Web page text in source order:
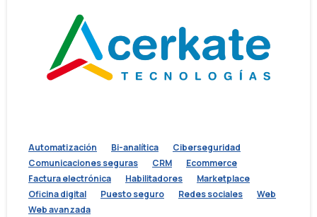
Automatización Bi-analítica
Ciberseguridad
Comunicaciones seguras
CRM
Ecommerce
Factura electrónica
Habilitadores
Marketplace
Oficina digital
Puesto seguro Redes sociales
Web
Web avanzada